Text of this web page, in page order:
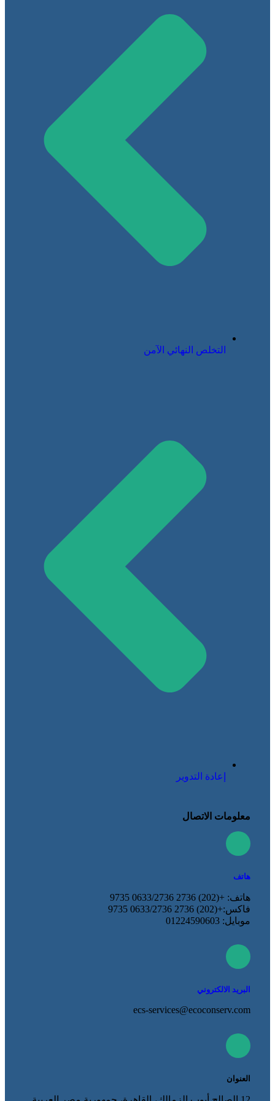
التخلص النهائي الآمن
إعادة التدوير
معلومات الاتصال
هاتف
هاتف: +(202) 2736 0633/2736 9735
فاكس:+(202) 2736 0633/2736 9735
موبايل: 01224590603
البريد الالكتروني
ecs-services@ecoconserv.com
العنوان